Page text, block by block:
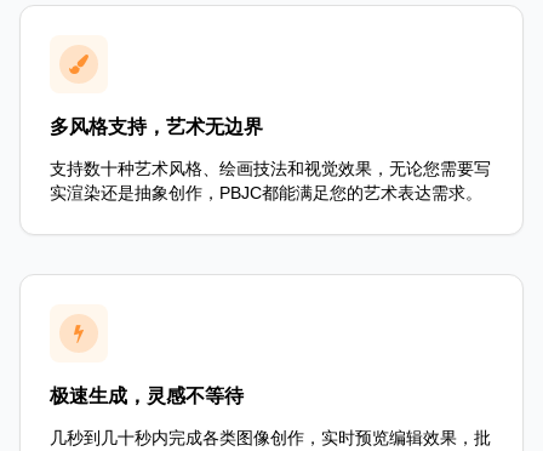
多风格支持，艺术无边界
支持数十种艺术风格、绘画技法和视觉效果，无论您需要写
实渲染还是抽象创作，PBJC都能满足您的艺术表达需求。
极速生成，灵感不等待
几秒到几十秒内完成各类图像创作，实时预览编辑效果，批